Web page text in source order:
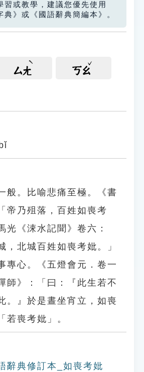
習或教學，建議您優先使用
典》或《國語辭典簡編本》。
ㄙㄤ ㄎㄠ
般。比喻悲痛至極。《書
帝乃殂落，百姓如喪考
光《涑水記聞》卷六：
，北城百姓如喪考妣。」
專心。《五燈會元．卷一
師》：「曰：『此生若不
。』於是晝坐宵立，如喪
若喪考妣」。
辭典修訂本_如喪考妣